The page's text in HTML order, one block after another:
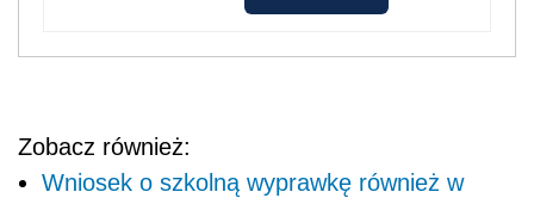
Zobacz również:
Wniosek o szkolną wyprawkę również w